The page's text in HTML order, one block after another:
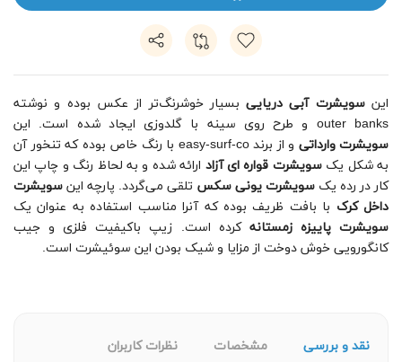
اینسویشرت آبی دریاییبسیار خوشرنگ‌تر از عکس بوده و نوشته
outer banks و طرح روی سینه با گلدوزی ایجاد شده است. این
سویشرت وارداتی
و از برند easy-surf-co با رنگ خاص بوده که تنخور آن
به شکل یکسویشرت قواره ای آزاد ارائه شده و به لحاظ رنگ و چاپ این
کار در رده یک سویشرت یونی سکس تلقی می‌گردد. پارچه این سویشرت
داخل کرک با بافت ظریف بوده که آنرا مناسب استفاده به عنوان یک
سویشرت پاییزه زمستانه کرده است. زیپ باکیفیت فلزی و جیب
کانگورویی خوش دوخت از مزایا و شیک بودن این سوئیشرت است.
نقد و بررسی مشخصات نظرات کاربران